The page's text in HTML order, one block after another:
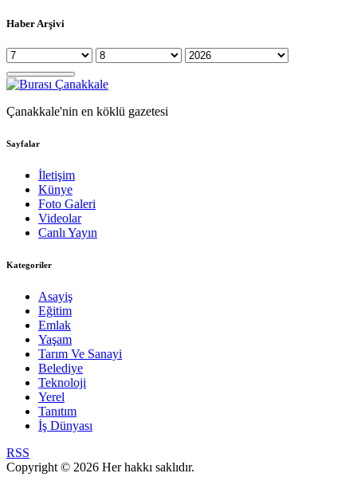
Haber Arşivi
Çanakkale'nin en köklü gazetesi
Sayfalar
İletişim
Künye
Foto Galeri
Videolar
Canlı Yayın
Kategoriler
Asayiş
Eğitim
Emlak
Yaşam
Tarım Ve Sanayi
Belediye
Teknoloji
Yerel
Tanıtım
İş Dünyası
RSS
Copyright © 2026 Her hakkı saklıdır.